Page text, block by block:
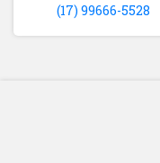
(17) 99666-5528